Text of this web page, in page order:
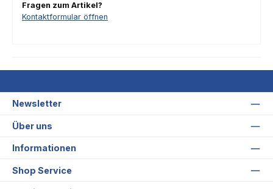
Fragen zum Artikel?
Kontaktformular öffnen
Newsletter
Über uns
Informationen
Shop Service